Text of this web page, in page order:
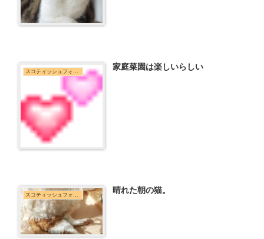
家庭菜園は楽しいらしい
スコティッシュフォールド 晴れた朝の猫。